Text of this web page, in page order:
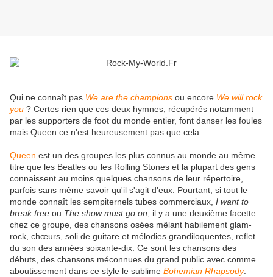
Qui ne connaît pas We are the champions ou encore We will rock
you ? Certes rien que ces deux hymnes, récupérés notamment
par les supporters de foot du monde entier, font danser les foules
mais Queen ce n'est heureusement pas que cela.
Queen est un des groupes les plus connus au monde au même
titre que les Beatles ou les Rolling Stones et la plupart des gens
connaissent au moins quelques chansons de leur répertoire,
parfois sans même savoir qu'il s'agit d'eux. Pourtant, si tout le
monde connaît les sempiternels tubes commerciaux, I want to
break free ou The show must go on , il y a une deuxième facette
chez ce groupe, des chansons osées mêlant habilement glam-
rock, chœurs, soli de guitare et mélodies grandiloquentes, reflet
du son des années soixante-dix. Ce sont les chansons des
débuts, des chansons méconnues du grand public avec comme
aboutissement dans ce style le sublime Bohemian Rhapsody.